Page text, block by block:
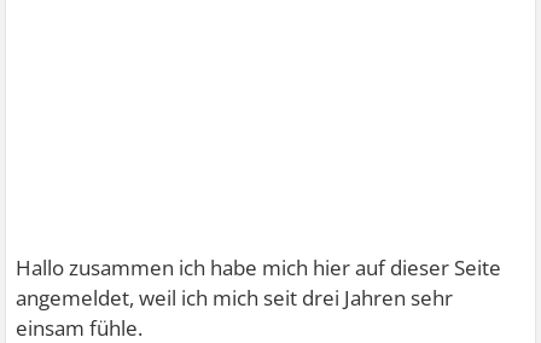
Hallo zusammen ich habe mich hier auf dieser Seite
angemeldet, weil ich mich seit drei Jahren sehr
einsam fühle.